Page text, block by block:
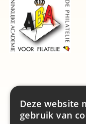
Deze website
gebruik van